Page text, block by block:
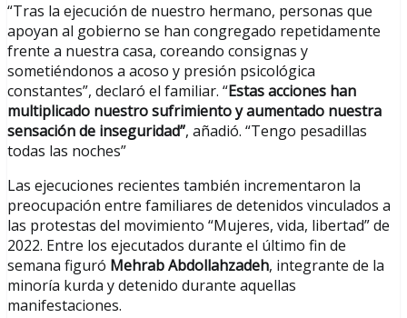
“Tras la ejecución de nuestro hermano, personas que
apoyan al gobierno se han congregado repetidamente
frente a nuestra casa, coreando consignas y
sometiéndonos a acoso y presión psicológica
constantes”, declaró el familiar. “Estas acciones han
multiplicado nuestro sufrimiento y aumentado nuestra
sensación de inseguridad”, añadió. “Tengo pesadillas
todas las noches”
Las ejecuciones recientes también incrementaron la
preocupación entre familiares de detenidos vinculados a
las protestas del movimiento “Mujeres, vida, libertad” de
2022. Entre los ejecutados durante el último fin de
semana figuró Mehrab Abdollahzadeh, integrante de la
minoría kurda y detenido durante aquellas
manifestaciones.